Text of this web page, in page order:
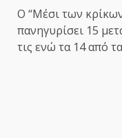
Ο “Μέσι των
πανηγυρίσει 15
τις ενώ τα 14 από